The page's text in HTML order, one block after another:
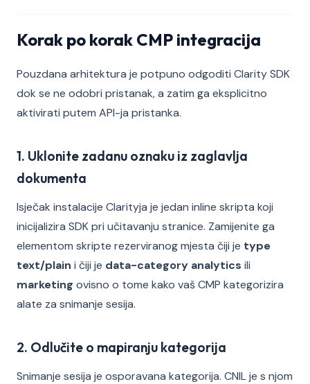
Korak po korak CMP integracija
Pouzdana arhitektura je potpuno odgoditi Clarity SDK
dok se ne odobri pristanak, a zatim ga eksplicitno
aktivirati putem API-ja pristanka.
1. Uklonite zadanu oznaku iz zaglavlja
dokumenta
Isječak instalacije Clarityja je jedan inline skripta koji
inicijalizira SDK pri učitavanju stranice. Zamijenite ga
elementom skripte rezerviranog mjesta čiji je type
text/plain i čiji je data-category analytics ili
marketing ovisno o tome kako vaš CMP kategorizira
alate za snimanje sesija.
2. Odlučite o mapiranju kategorija
Snimanje sesija je osporavana kategorija. CNIL je s njom